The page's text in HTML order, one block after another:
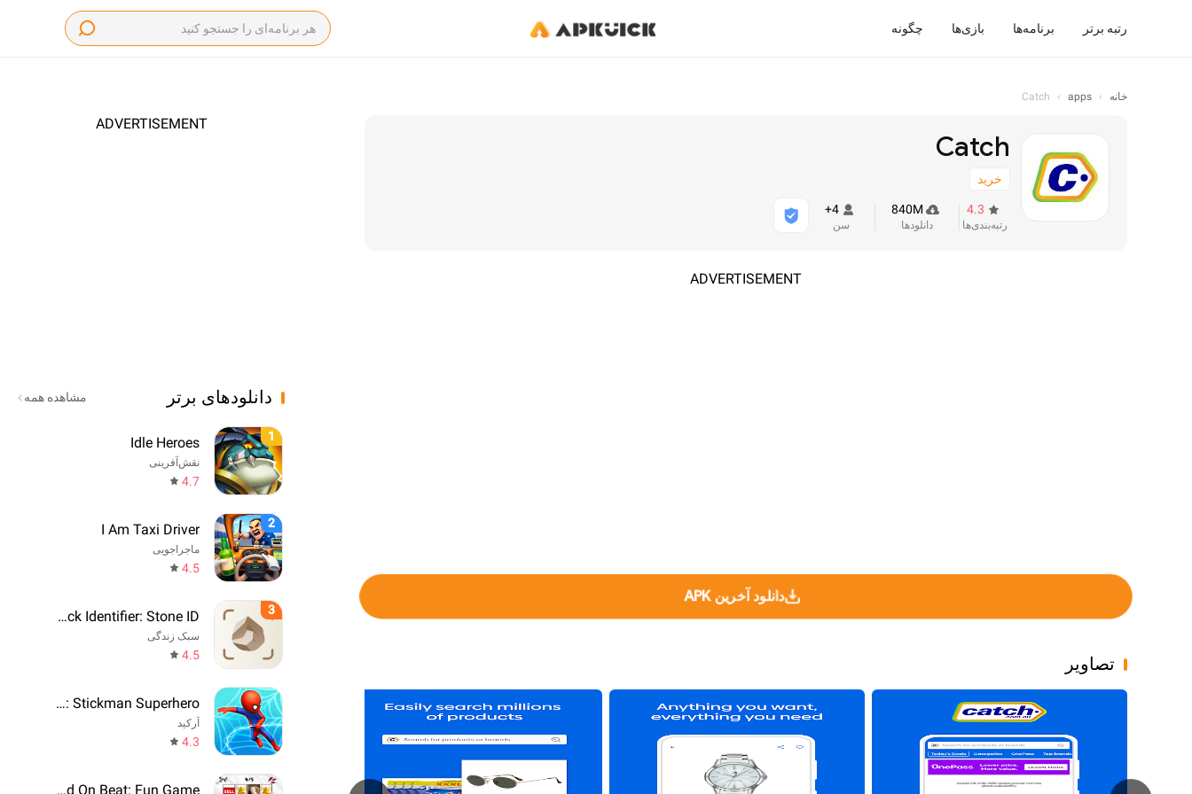
رتبه برتر برنامه‌ها بازی‌ها چگونه
خانه ›
apps
›
Catch
Catch
خرید
4.3
رتبه‌بندی‌ها
840M
دانلودها
4+
سن
ADVERTISEMENT
دانلود آخرین APK
تصاویر
ADVERTISEMENT
دانلودهای برتر مشاهده همه
1
Idle Heroes
نقش‌آفرینی
4.7
2
I Am Taxi Driver
ماجراجویی
4.5
3
Rock Identifier: Stone ID
سبک زندگی
4.5
Web Master: Stickman Superhero
آرکید
4.3
Say The Word On Beat: Fun Game